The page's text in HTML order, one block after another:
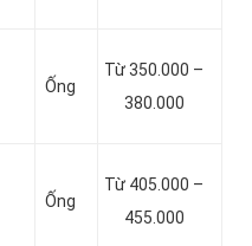
Ống
Từ 350.000 –
380.000
Ống
Từ 405.000 –
455.000